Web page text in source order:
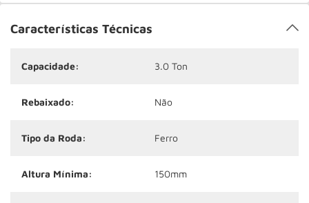
Características Técnicas
Capacidade: 3.0 Ton
Rebaixado: Não
Tipo da Roda: Ferro
Altura Mínima: 150mm